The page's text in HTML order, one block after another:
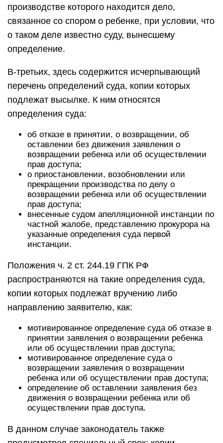
производстве которого находится дело,
связанное со спором о ребенке, при условии, что
о таком деле известно суду, вынесшему
определение.
В-третьих, здесь содержится исчерпывающий
перечень определений суда, копии которых
подлежат высылке. К ним относятся
определения суда:
об отказе в принятии, о возвращении, об
оставлении без движения заявления о
возвращении ребенка или об осуществлении
прав доступа;
о приостановлении, возобновлении или
прекращении производства по делу о
возвращении ребенка или об осуществлении
прав доступа;
внесенные судом апелляционной инстанции по
частной жалобе, представлению прокурора на
указанные определения суда первой
инстанции.
Положения ч. 2 ст. 244.19 ГПК РФ
распространяются на такие определения суда,
копии которых подлежат вручению либо
направлению заявителю, как:
мотивированное определение суда об отказе в
принятии заявления о возвращении ребенка
или об осуществлении прав доступа;
мотивированное определение суда о
возвращении заявления о возвращении
ребенка или об осуществлении прав доступа;
определение об оставлении заявления без
движения о возвращении ребенка или об
осуществлении прав доступа.
В данном случае законодатель также